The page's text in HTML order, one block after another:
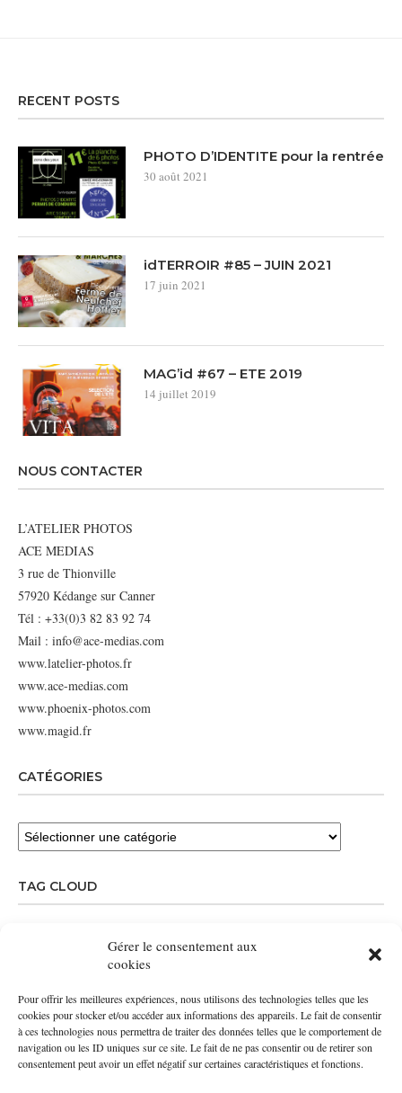
Gérer le consentement aux
cookies
Pour offrir les meilleures expériences, nous utilisons des technologies telles que les
cookies pour stocker et/ou accéder aux informations des appareils. Le fait de consentir
à ces technologies nous permettra de traiter des données telles que le comportement de
navigation ou les ID uniques sur ce site. Le fait de ne pas consentir ou de retirer son
consentement peut avoir un effet négatif sur certaines caractéristiques et fonctions.
RECENT POSTS
PHOTO D’IDENTITE pour la rentrée
30 août 2021
idTERROIR #85 – JUIN 2021
17 juin 2021
MAG’id #67 – ETE 2019
14 juillet 2019
NOUS CONTACTER
L’ATELIER PHOTOS
ACE MEDIAS
3 rue de Thionville
57920 Kédange sur Canner
Tél : +33(0)3 82 83 92 74
Mail : info@ace-medias.com
www.latelier-photos.fr
www.ace-medias.com
www.phoenix-photos.com
www.magid.fr
CATÉGORIES
TAG CLOUD
DÉVELOPPEMENT PHOTOS ENTREPRISE
PHOTO PHOTO CLICK 57
TIRAGE PHOTO